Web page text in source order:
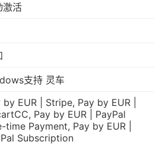
激活
支持 灵车
by EUR | Stripe, Pay by EUR |
Pay by EUR | PayPal
time Payment, Pay by EUR |
Subscription